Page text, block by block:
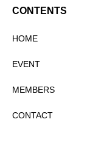
CONTENTS
HOME
EVENT
MEMBERS
CONTACT